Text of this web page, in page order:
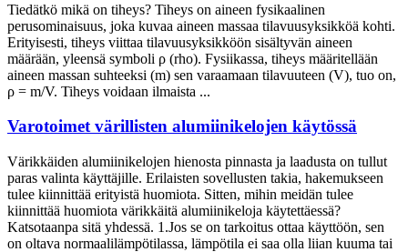
Tiedätkö mikä on tiheys? Tiheys on aineen fysikaalinen
perusominaisuus, joka kuvaa aineen massaa tilavuusyksikköä kohti.
Erityisesti, tiheys viittaa tilavuusyksikköön sisältyvän aineen
määrään, yleensä symboli ρ (rho). Fysiikassa, tiheys määritellään
aineen massan suhteeksi (m) sen varaamaan tilavuuteen (V), tuo on,
ρ = m/V. Tiheys voidaan ilmaista ...
Varotoimet värillisten alumiinikelojen käytössä
Värikkäiden alumiinikelojen hienosta pinnasta ja laadusta on tullut
paras valinta käyttäjille. Erilaisten sovellusten takia, hakemukseen
tulee kiinnittää erityistä huomiota. Sitten, mihin meidän tulee
kiinnittää huomiota värikkäitä alumiinikeloja käytettäessä?
Katsotaanpa sitä yhdessä. 1.Jos se on tarkoitus ottaa käyttöön, sen
on oltava normaalilämpötilassa, lämpötila ei saa olla liian kuuma tai